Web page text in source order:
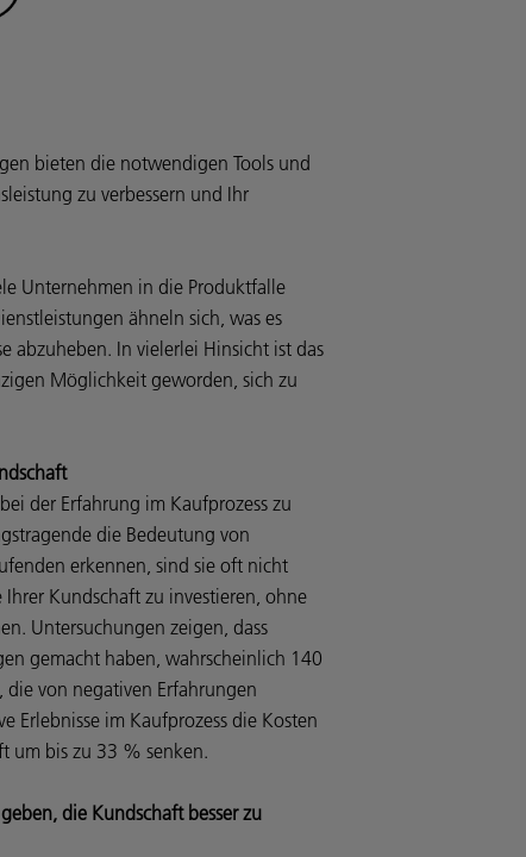
bieten die notwendigen Tools und
zu verbessern und Ihr
Unternehmen in die Produktfalle
ähneln sich, was es
abzuheben. In vielerlei Hinsicht ist das
Möglichkeit geworden, sich zu
der Erfahrung im Kaufprozess zu
die Bedeutung von
erkennen, sind sie oft nicht
Kundschaft zu investieren, ohne
Untersuchungen zeigen, dass
gemacht haben, wahrscheinlich 140
von negativen Erfahrungen
Erlebnisse im Kaufprozess die Kosten
um bis zu 33 % senken.
die Kundschaft besser zu